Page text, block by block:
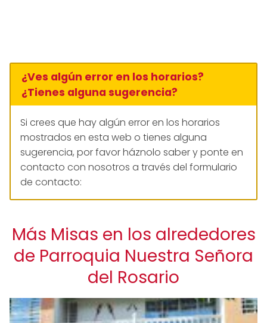
¿Ves algún error en los horarios?
¿Tienes alguna sugerencia?
Si crees que hay algún error en los horarios
mostrados en esta web o tienes alguna
sugerencia, por favor háznolo saber y ponte en
contacto con nosotros a través del formulario
de contacto:
Más Misas en los alrededores
de Parroquia Nuestra Señora
del Rosario